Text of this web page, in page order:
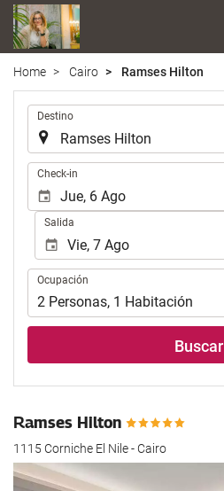
Home Cairo Ramses Hilton
Destino
Check-in
Salida
Ocupación
Ocupación
2 Personas, 1 Habitación
Buscar
Ramses Hilton
1115 Corniche El Nile - Cairo